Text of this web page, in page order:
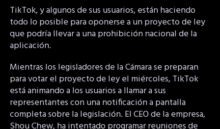
TikTok, y algunos de sus usuarios, están haciendo
todo lo posible para oponerse a un proyecto de ley
que podría llevar a una prohibición nacional de la
aplicación.
Mientras los legisladores de la Cámara se preparan
para votar el proyecto de ley el miércoles, TikTok
está animando a los usuarios a llamar a sus
representantes con una notificación a pantalla
completa sobre la legislación. El CEO de la empresa,
Shou Chew, ha intentado programar reuniones de